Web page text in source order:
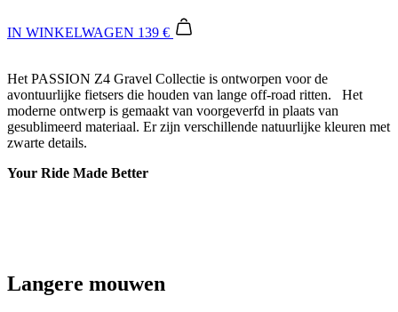
IN WINKELWAGEN 139 €
Het PASSION Z4 Gravel Collectie is ontworpen voor de
avontuurlijke fietsers die houden van lange off-road ritten. Het
moderne ontwerp is gemaakt van voorgeverfd in plaats van
gesublimeerd materiaal. Er zijn verschillende natuurlijke kleuren met
zwarte details.
Your Ride Made Better
Langere mouwen